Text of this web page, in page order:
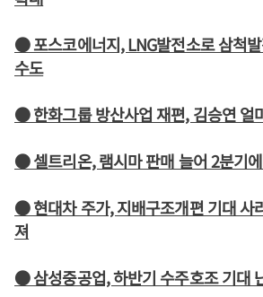
● 포스코에너지, LNG발전소로 삼척
수도
● 한화그룹 방산사업 재편, 김승연 얼
● 셀트리온, 램시마 판매 늘어 2분기
● 현대차 주가, 지배구조개편 기대 사
져
● 삼성중공업, 하반기 수주호조 기대